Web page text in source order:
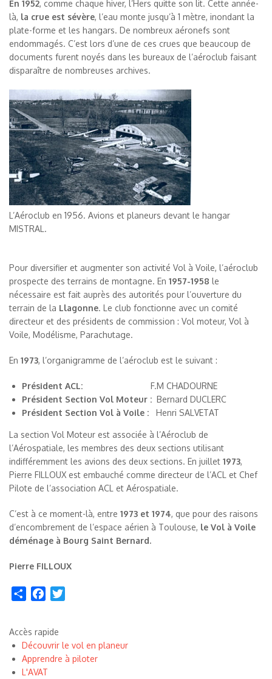
En 1952, comme chaque hiver, l’Hers quitte son lit. Cette année-
là, la crue est sévère, l’eau monte jusqu’à 1 mètre, inondant la
plate-forme et les hangars. De nombreux aéronefs sont
endommagés. C’est lors d’une de ces crues que beaucoup de
documents furent noyés dans les bureaux de l’aéroclub faisant
disparaître de nombreuses archives.
L’Aéroclub en 1956. Avions et planeurs devant le hangar
MISTRAL.
Pour diversifier et augmenter son activité Vol à Voile, l’aéroclub
prospecte des terrains de montagne. En 1957-1958 le
nécessaire est fait auprès des autorités pour l’ouverture du
terrain de la Llagonne. Le club fonctionne avec un comité
directeur et des présidents de commission : Vol moteur, Vol à
Voile, Modélisme, Parachutage.
En 1973, l’organigramme de l’aéroclub est le suivant :
Président ACL: F.M CHADOURNE
Président Section Vol Moteur : Bernard DUCLERC
Président Section Vol à Voile : Henri SALVETAT
La section Vol Moteur est associée à l’Aéroclub de
l’Aérospatiale, les membres des deux sections utilisant
indifféremment les avions des deux sections. En juillet 1973,
Pierre FILLOUX est embauché comme directeur de l’ACL et Chef
Pilote de l’association ACL et Aérospatiale.
C’est à ce moment-là, entre 1973 et 1974, que pour des raisons
d’encombrement de l’espace aérien à Toulouse, le Vol à Voile
déménage à Bourg Saint Bernard.
Pierre FILLOUX
Share Facebook
Accès rapide
Découvrir le vol en planeur
Apprendre à piloter
L'AVAT